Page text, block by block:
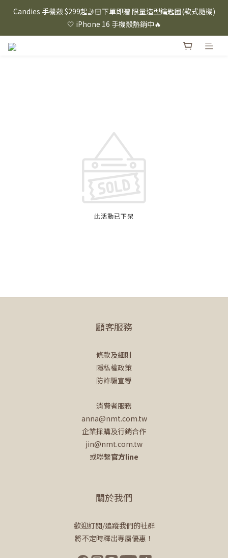
⸜ 8/1-8/31 ⸝  88購物節｜下單滿$1600折$100 / 滿$2200折$200 /
滿$3000折$300 (排除Hazuki及EspressoTokyo)
Candies 手機殼 $299起🤳🏻下單即贈 限量造型鑰匙圈(款式隨機)
🤍 iPhone 16 手機殼熱銷中🔥
⸜ 8/1-8/31 ⸝  88購物節｜下單滿$1600折$100 / 滿$2200折$200 /
此活動已下架
顧客服務
條款及細則
隱私權政策
防詐騙宣導
消費者服務
anna@nmt.com.tw
企業採購及行銷合作
jin@nmt.com.tw
或聯繫官方line
關於我們
歡迎訂閱/追蹤我們的社群
將不定時釋出專屬優惠！